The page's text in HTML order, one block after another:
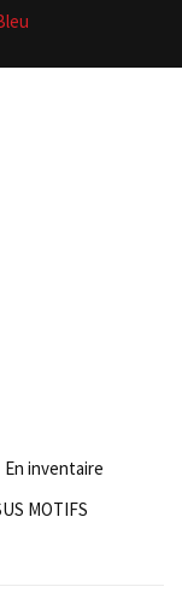
En inventaire
MOTIFS